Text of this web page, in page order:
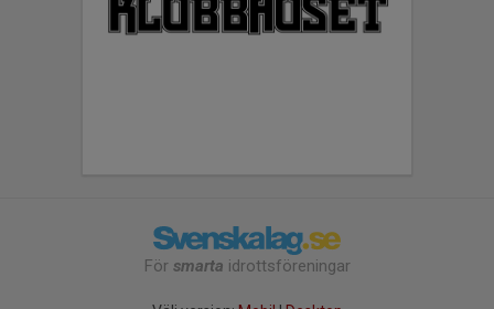
För smarta idrottsföreningar